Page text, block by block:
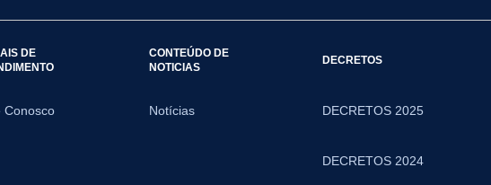
DE
Conosco
CONTEÚDO DE
NOTICIAS
Notícias
DECRETOS
DECRETOS 2025
DECRETOS 2024